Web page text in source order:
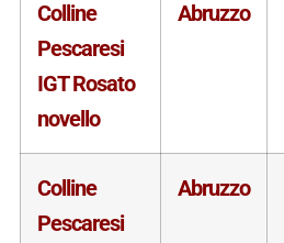
Colline
Pescaresi
IGT Rosato
novello
Abruzzo
Colline
Pescaresi
Abruzzo